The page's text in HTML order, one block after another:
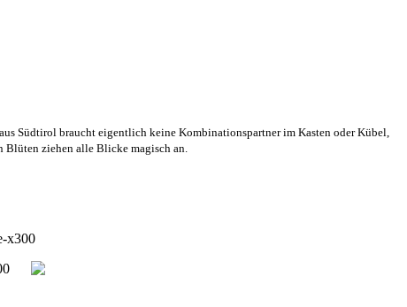
Südtirol braucht eigentlich keine Kombinationspartner im Kasten oder Kübel,
Blüten ziehen alle Blicke magisch an.